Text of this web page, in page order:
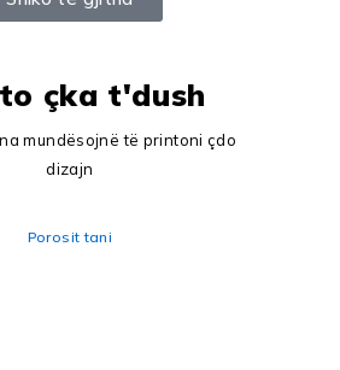
çka t'dush
mundësojnë të printoni çdo
dizajn
Porosit tani